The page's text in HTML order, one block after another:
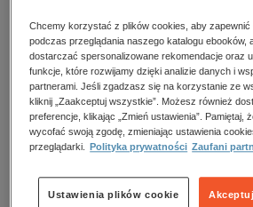
Kategorie
Zobacz wszystkie E-prasa
budownictwo, aranżacja
biznesowe, branżowe,
dzienniki
Strona główna Błażej Szymura
Błażej Szymura
Sortowanie
Chcemy korzystać z plików cookies, aby zapewnić
podczas przeglądania naszego katalogu ebooków,
dostarczać spersonalizowane rekomendacje oraz
funkcje, które rozwijamy dzięki analizie danych i
partnerami. Jeśli zgadzasz się na korzystanie ze
kliknij „Zaakceptuj wszystkie”. Możesz również
preferencje, klikając „Zmień ustawienia”. Pamiętaj,
wycofać swoją zgodę, zmieniając ustawienia
przeglądarki.
Polityka prywatności Zaufani
Ustawienia plików cookie